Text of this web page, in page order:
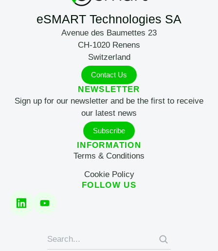
eSMART Technologies SA
Avenue des Baumettes 23
CH-1020 Renens
Switzerland
Contact Us
NEWSLETTER
Sign up for our newsletter and be the first to receive
our latest news
Subscribe
INFORMATION
Terms & Conditions
Cookie Policy
FOLLOW US